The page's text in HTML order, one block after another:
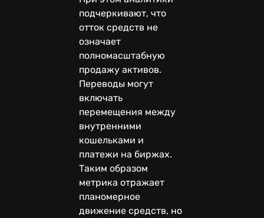
подчеркивают, что
отток средств не
означает
полномасштабную
продажу активов.
Переводы могут
включать
перемещения между
внутренними
кошельками и
платежи на биржах.
Таким образом
метрика отражает
планомерное
движение средств, но